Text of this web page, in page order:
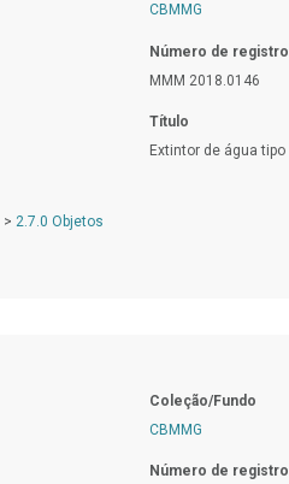
> 2.7.0 Objetos
CBMMG
Número de registro
MMM 2018.0146
Título
Extintor de água
Coleção/Fundo
CBMMG
Número de registro